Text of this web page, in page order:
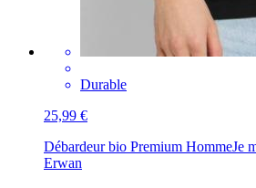
Durable
25,99 €
Débardeur bio Premium HommeJe
Erwan